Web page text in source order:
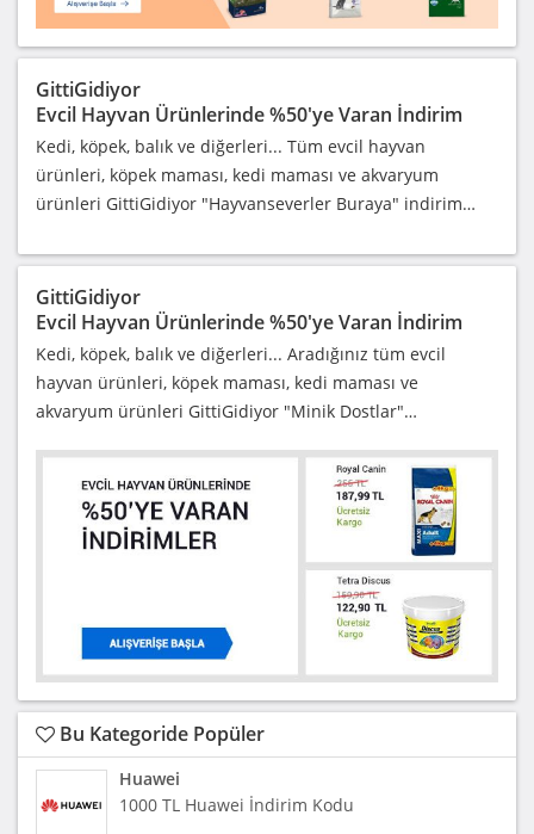
GittiGidiyor
Evcil Hayvan Ürünlerinde %50'ye Varan İndirim
Kedi, köpek, balık ve diğerleri... Tüm evcil hayvan
ürünleri, köpek maması, kedi maması ve akvaryum
ürünleri GittiGidiyor "Hayvanseverler Buraya" indirim…
GittiGidiyor
Evcil Hayvan Ürünlerinde %50'ye Varan İndirim
Kedi, köpek, balık ve diğerleri... Aradığınız tüm evcil
hayvan ürünleri, köpek maması, kedi maması ve
akvaryum ürünleri GittiGidiyor "Minik Dostlar"…
Bu Kategoride Popüler
Huawei
1000 TL Huawei İndirim Kodu